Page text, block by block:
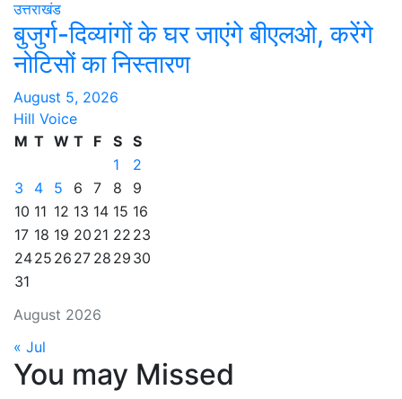
उत्तराखंड
बुजुर्ग-दिव्यांगों के घर जाएंगे बीएलओ, करेंगे
नोटिसों का निस्तारण
August 5, 2026
Hill Voice
August 2026
M T W T F S S
1
2
3
4 5 6 7 8
9
10 11 12 13 14 15 16
17 18 19 20 21 22 23
2425 26 27 28 29 30
31
« Jul
You may Missed